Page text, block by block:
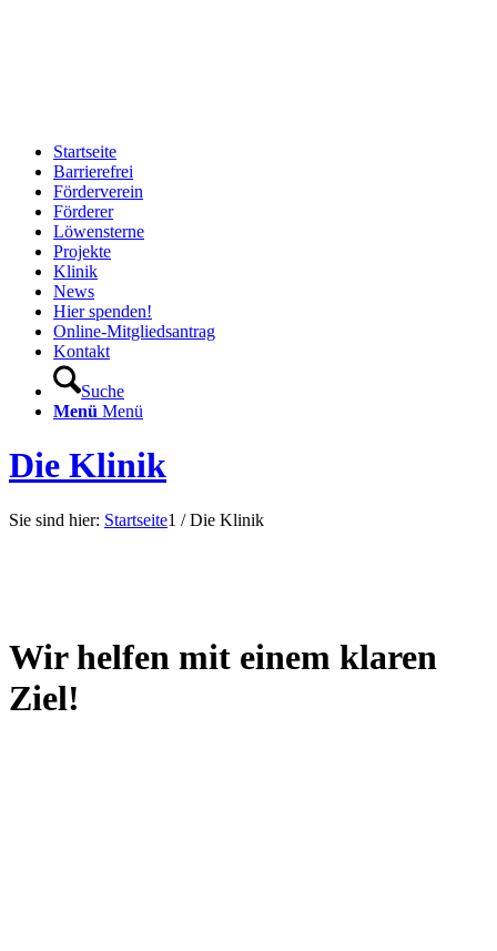
Startseite
Barrierefrei
Förderverein
Förderer
Löwensterne
Projekte
Klinik
News
Hier spenden!
Online-Mitgliedsantrag
Kontakt
Suche
Menü Menü
Die Klinik
Sie sind hier: Startseite1 / Die Klinik
Wir helfen mit einem klaren
Ziel!